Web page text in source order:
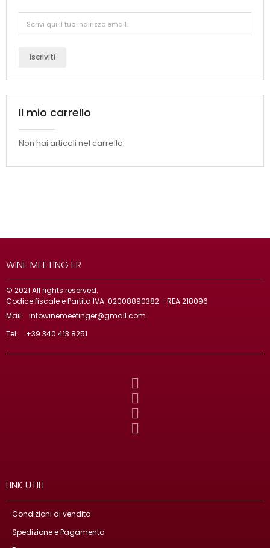
Iscriviti
Il mio carrello
Non hai articoli nel carrello.
WINE MEETING ER
© 2021 All rights reserved.
Codice fiscale e Partita IVA: 02008890382 - REA 218096
Mail:
infowinemeetinger@gmail.com
Tel:
+39 340 413 8251
LINK UTILI
Condizioni di vendita
Spedizione e Pagamento